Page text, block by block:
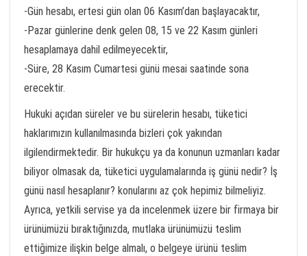
-Gün hesabı, ertesi gün olan 06 Kasım’dan başlayacaktır,
-Pazar günlerine denk gelen 08, 15 ve 22 Kasım günleri
hesaplamaya dahil edilmeyecektir,
-Süre, 28 Kasım Cumartesi günü mesai saatinde sona
erecektir.
Hukuki açıdan süreler ve bu sürelerin hesabı, tüketici
haklarımızın kullanılmasında bizleri çok yakından
ilgilendirmektedir. Bir hukukçu ya da konunun uzmanları kadar
biliyor olmasak da, tüketici uygulamalarında iş günü nedir? İş
günü nasıl hesaplanır? konularını az çok hepimiz bilmeliyiz.
Ayrıca, yetkili servise ya da incelenmek üzere bir firmaya bir
ürünümüzü bıraktığınızda, mutlaka ürünümüzü teslim
ettiğimize ilişkin belge almalı, o belgeye ürünü teslim